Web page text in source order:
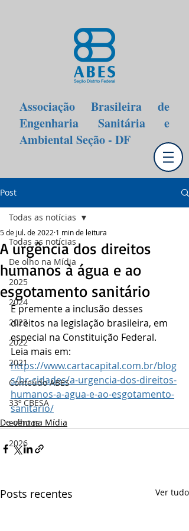
Associação Brasileira de
Engenharia Sanitária e
Ambiental Seção - DF
Post
Todas as notícias
De olho na Mídia
2025
2024
2023
2022
2021
Conteúdo ABES
33º CBESA
eventos
2026
Todas as notícias
A urgência dos direitos
humanos à água e ao
esgotamento sanitário
5 de jul. de 2022 1 min de leitura
É premente a inclusão desses
direitos na legislação brasileira, em
especial na Constituição Federal.
Leia mais em:
https://www.cartacapital.com.br/blog
s/br-cidades/a-urgencia-dos-direitos-
humanos-a-agua-e-ao-esgotamento-
sanitario/
De olho na Mídia
Posts recentes Ver tudo